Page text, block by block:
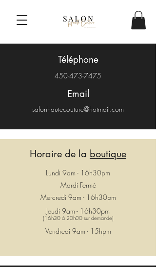
Téléphone
450-473-7475
Email
salonhautecouture@hotmail.com
Horaire de la boutique
Lundi 9am - 16h30pm
Mardi Fermé
Mercredi 9am - 16h30pm
Jeudi 9am - 16h30pm
(16h30 à 20h00 sur demande)
Vendredi 9am - 15hpm